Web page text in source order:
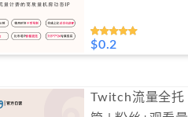
$0.2
Twitch流量全托